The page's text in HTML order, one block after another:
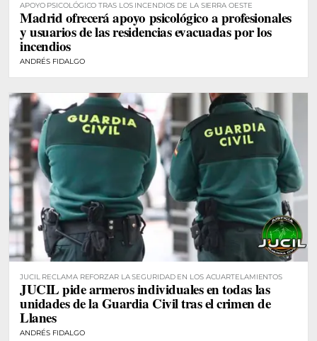
APOYO PSICOLÓGICO TRAS LOS INCENDIOS DE LA SIERRA OESTE
Madrid ofrecerá apoyo psicológico a profesionales
y usuarios de las residencias evacuadas por los
incendios
ANDRÉS FIDALGO
JUCIL RECLAMA REFORZAR LA SEGURIDAD EN LOS ACUARTELAMIENTOS
JUCIL pide armeros individuales en todas las
unidades de la Guardia Civil tras el crimen de
Llanes
ANDRÉS FIDALGO